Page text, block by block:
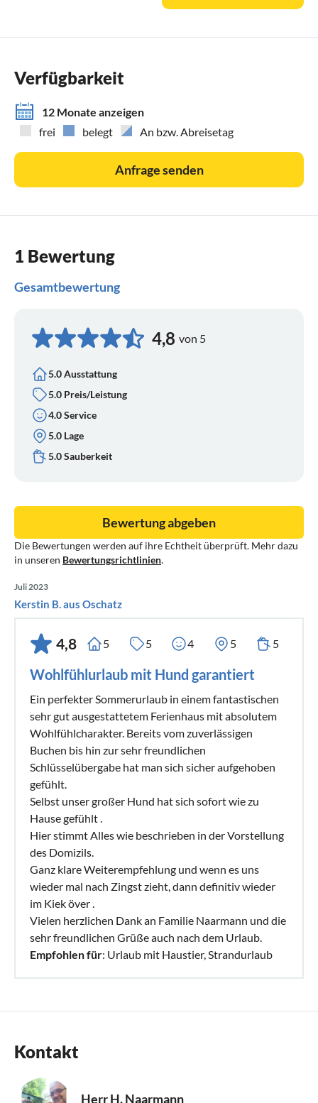
Verfügbarkeit
12 Monate anzeigen
frei
belegt An bzw. Abreisetag
Anfrage senden
1 Bewertung
Gesamtbewertung
4,8 von 5
5.0 Ausstattung
5.0 Preis/Leistung
4.0 Service
5.0 Lage
5.0 Sauberkeit
Die Bewertungen werden auf ihre Echtheit überprüft. Mehr dazu
in unseren Bewertungsrichtlinien.
Bewertung abgeben
Juli 2023
Kerstin B. aus Oschatz
4,8 5 5 4 5 5
Wohlfühlurlaub mit Hund garantiert
Ein perfekter Sommerurlaub in einem fantastischen
sehr gut ausgestattetem Ferienhaus mit absolutem
Wohlfühlcharakter. Bereits vom zuverlässigen
Buchen bis hin zur sehr freundlichen
Schlüsselübergabe hat man sich sicher aufgehoben
gefühlt.
Selbst unser großer Hund hat sich sofort wie zu
Hause gefühlt .
Hier stimmt Alles wie beschrieben in der Vorstellung
des Domizils.
Ganz klare Weiterempfehlung und wenn es uns
wieder mal nach Zingst zieht, dann definitiv wieder
im Kiek över .
Vielen herzlichen Dank an Familie Naarmann und die
sehr freundlichen Grüße auch nach dem Urlaub.
Empfohlen für: Urlaub mit Haustier, Strandurlaub
Kontakt
Herr H. Naarmann